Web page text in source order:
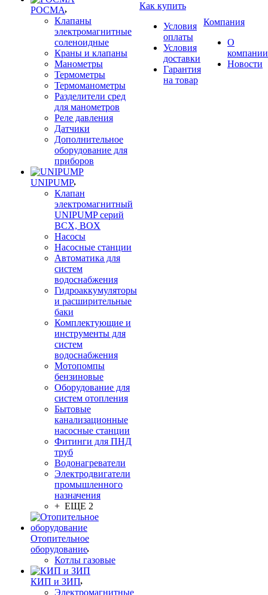
РОСМА
Клапаны
электромагнитные
соленоидные
Краны и клапаны
Манометры
Термометры
Термоманометры
Разделители сред
для манометров
Реле давления
Датчики
Дополнительное
оборудование для
приборов
UNIPUMP
Клапан
электромагнитный
UNIPUMP серий
BCX, BOX
Насосы
Насосные станции
Автоматика для
систем
водоснабжения
Гидроаккумуляторы
и расширительные
баки
Комплектующие и
инструменты для
систем
водоснабжения
Мотопомпы
бензиновые
Оборудование для
систем отопления
Бытовые
канализационные
насосные станции
Фитинги для ПНД
труб
Водонагреватели
Электродвигатели
промышленного
назначения
+ ЕЩЕ 2
Отопительное
оборудование
Котлы газовые
КИП и ЗИП
Электромагнитные
Как купить
Условия
оплаты
Условия
доставки
Гарантия
на товар
Компания
О
компании
Новости